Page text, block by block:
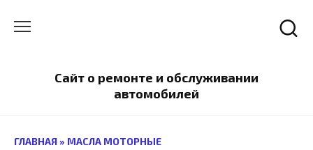
содержанию
Сайт о ремонте и обслуживании
автомобилей
ГЛАВНАЯ » МАСЛА МОТОРНЫЕ